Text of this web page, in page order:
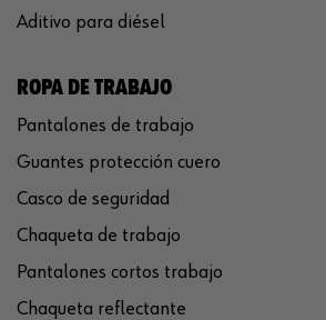
Aditivo para diésel
ROPA DE TRABAJO
Pantalones de trabajo
Guantes protección cuero
Casco de seguridad
Chaqueta de trabajo
Pantalones cortos trabajo
Chaqueta reflectante